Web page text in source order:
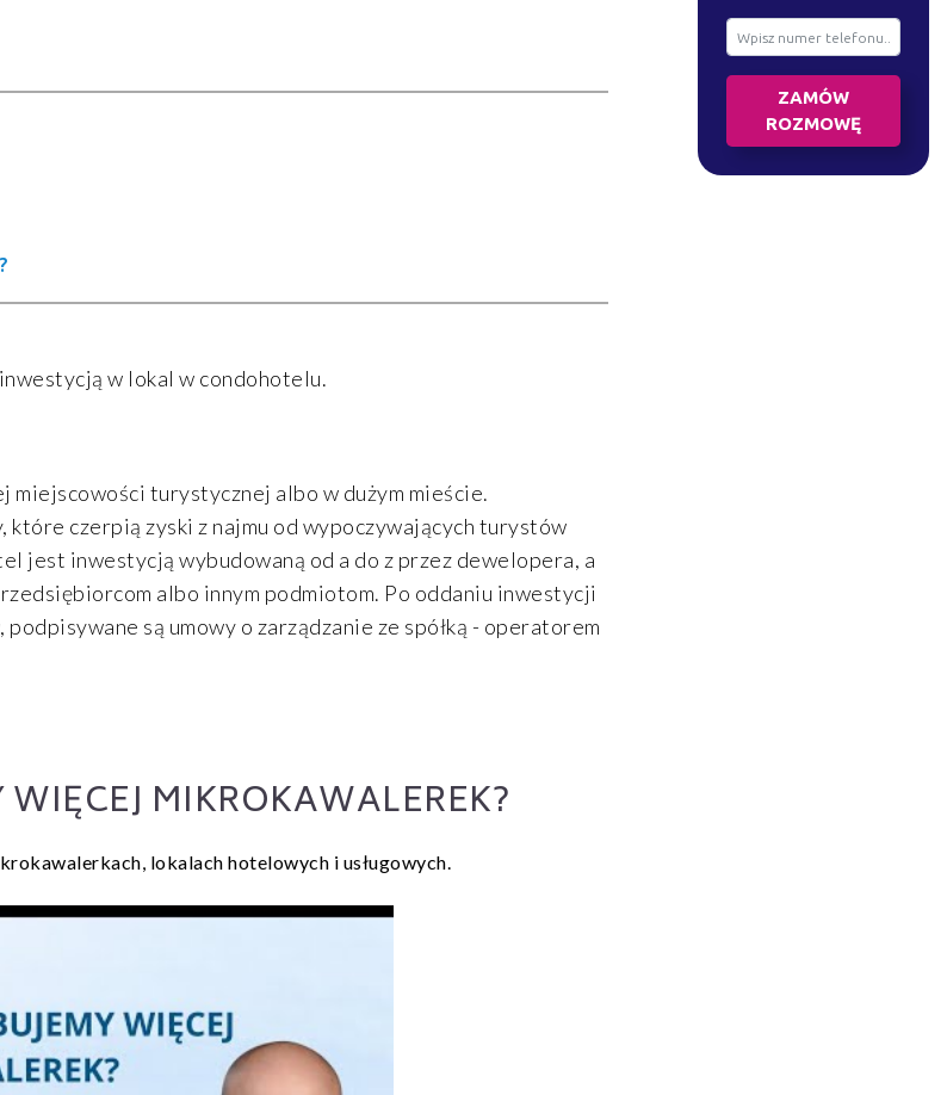
w lokal w condohotelu.
turystycznej albo w dużym mieście.
czerpią zyski z najmu od wypoczywających turystów
jest inwestycją wybudowaną od a do z przez dewelopera, a
albo innym podmiotom. Po oddaniu inwestycji
są umowy o zarządzanie ze spółką - operatorem
MIKROKAWALEREK?
lokalach hotelowych i usługowych.
ZAMÓW
ROZMOWĘ